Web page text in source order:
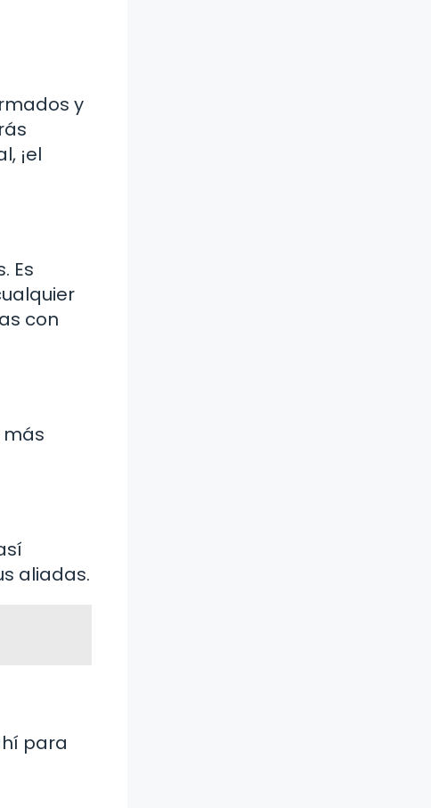
y
¡el
Es
con
aliadas.
para